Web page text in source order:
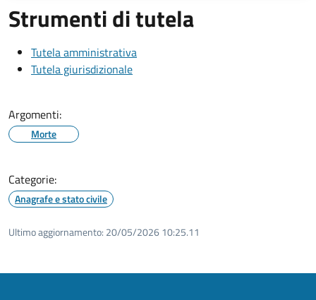
Strumenti di tutela
Tutela amministrativa
Tutela giurisdizionale
Argomenti:
Morte
Categorie:
Anagrafe e stato civile
Ultimo aggiornamento: 20/05/2026 10:25.11